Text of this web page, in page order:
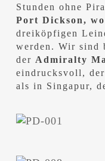
Stunden ohne
Port Dickson, wo
dreiköpfigen
werden. Wir sind
der Admiralty
eindrucksvoll,
als in Singapur,